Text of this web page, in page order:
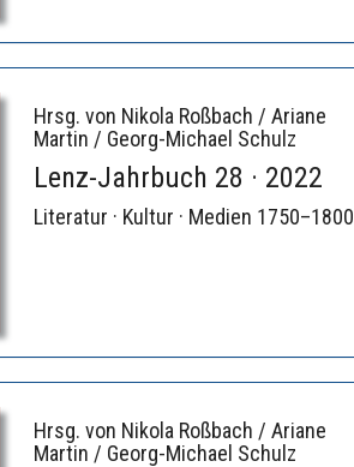
Hrsg. von Nikola Roßbach / Ariane
Martin / Georg-Michael Schulz
Lenz-Jahrbuch 28 · 2022
Literatur · Kultur · Medien 1750–1800
Hrsg. von Nikola Roßbach / Ariane
Martin / Georg-Michael Schulz